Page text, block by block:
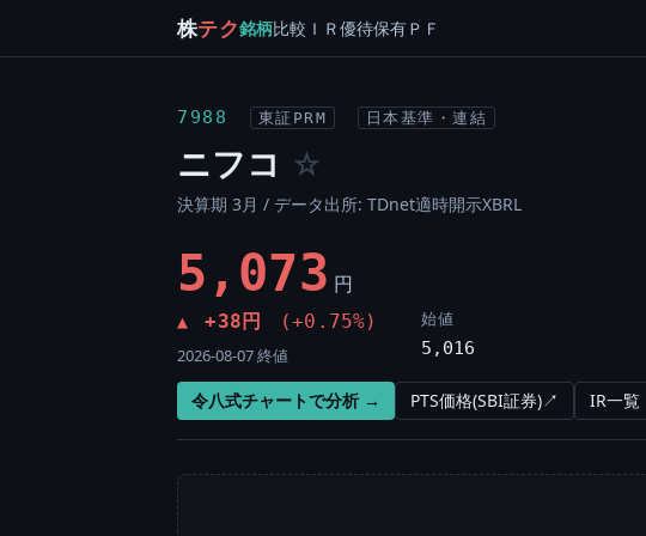
株テク銘柄比較 ＩＲ優待保有ＰＦ
7988 東証PRM 日本基準・連結
ニフコ ☆
決算期 3月 / データ出所: TDnet適時開示XBRL
5,073 円
▲ +38円 (+0.75%)
2026-08-07 終値
始値
5,016
令八式チャートで分析 → PTS価格(SBI証券)↗ IR一覧